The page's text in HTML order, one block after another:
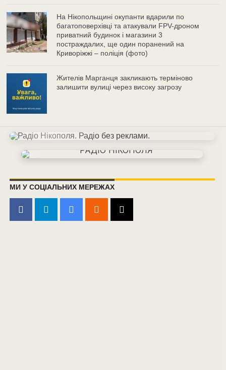
На Нікопольщині окупанти вдарили по
багатоповерхівці та атакували FPV-дроном
приватний будинок і магазини 3
постраждалих, ще один поранений на
Криворіжжі – поліція (фото)
Жителів Марганця закликають терміново
залишити вулиці через високу загрозу
МИ У СОЦІАЛЬНИХ МЕРЕЖАХ